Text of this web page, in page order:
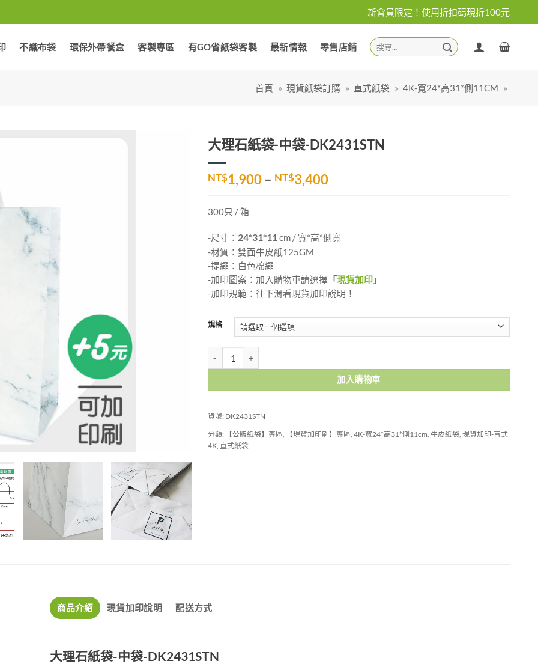
新會員限定！使用折扣碼現折100元
不織布袋 環保外帶餐盒 客製專區 有GO省紙袋客製 最新情報 零售店鋪
搜
尋
字:
首頁 » 現貨紙袋訂購 » 直式紙袋 » 4K-寬24*高31*側11CM »
大理石紙袋-中袋-DK2431STN
NT$1,900– NT$3,400價
NT$1,900
到
300只 / 箱
-尺寸： 24*31*11cm / 寬*高*側寬
-材質：雙面牛皮紙125GM
-提繩：白色棉繩
-加印圖案：加入購物車請選擇 「現貨加印」
-加印規範：往下滑看現貨加印說明！
規格
加入購物車
貨號: DK2431STN
分類:
【公版紙袋】專區, 【現貨加印刷】專區, 4K-寬24*高31*側11cm, 牛皮紙袋, 現貨加印-直式
4K, 直式紙袋
商品介紹 現貨加印說明 配送方式
大理石紙袋-中袋-DK2431STN